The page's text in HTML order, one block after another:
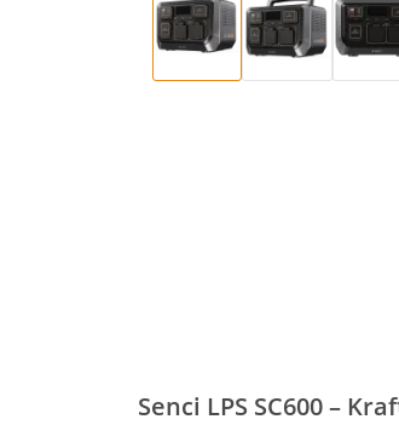
Senci LPS SC600 –